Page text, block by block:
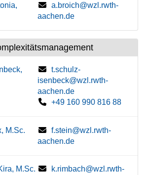
a.broich@wzl.rwth-
aachen.de
t.schulz-
isenbeck@wzl.rwth-
aachen.de
+49 160 990 816 88
M.Sc.
f.stein@wzl.rwth-
aachen.de
M.Sc.
k.rimbach@wzl.rwth-